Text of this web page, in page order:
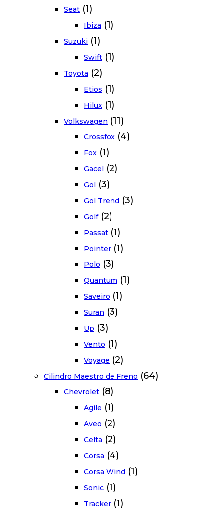
Seat (1)
Ibiza (1)
Suzuki (1)
Swift (1)
Toyota (2)
Etios (1)
Hilux (1)
Volkswagen (11)
Crossfox (4)
Fox (1)
Gacel (2)
Gol (3)
Gol Trend (3)
Golf (2)
Passat (1)
Pointer (1)
Polo (3)
Quantum (1)
Saveiro (1)
Suran (3)
Up (3)
Vento (1)
Voyage (2)
Cilindro Maestro de Freno (64)
Chevrolet (8)
Agile (1)
Aveo (2)
Celta (2)
Corsa (4)
Corsa Wind (1)
Sonic (1)
Tracker (1)